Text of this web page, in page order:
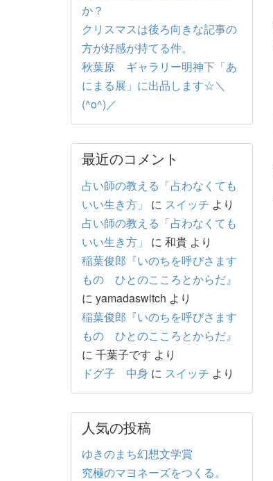
か？
クリスマスは後ろ向きな記事の
方が好感が持てる件。
秋葉原 ギャラリー明神下「あ
にまる展」に出品します☆＼
(^o^)／
最近のコメント
占い師の教える「占わなくても
いい生き方」
に スイッチ より
占い師の教える「占わなくても
いい生き方」
に 和貴 より
稲葉俊郎『いのちを呼びさます
もの ひとのこころとからだ』
に yamadaswitch より
稲葉俊郎『いのちを呼びさます
もの ひとのこころとからだ』
に 千葉子です より
ドグ子 中身 に スイッチ より
人気の投稿
ゆきのまち幻想文学賞
究極のマヨネーズをつくる。